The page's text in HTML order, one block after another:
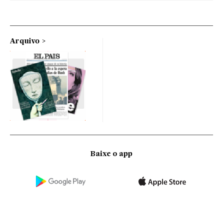
Arquivo
Baixe o app